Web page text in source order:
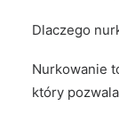
Dlaczego
Nurkowanie
który